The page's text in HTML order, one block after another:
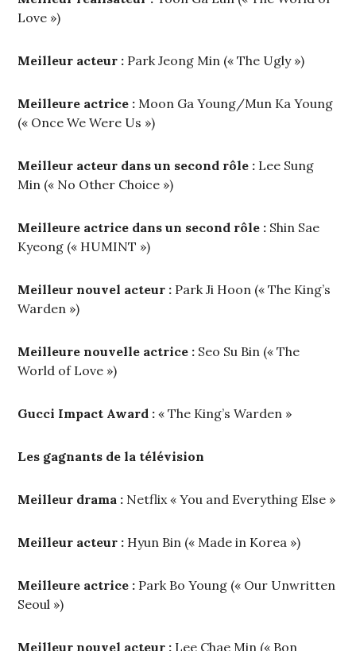
Love »)
Meilleur acteur : Park Jeong Min (« The Ugly »)
Meilleure actrice : Moon Ga Young/Mun Ka Young
(« Once We Were Us »)
Meilleur acteur dans un second rôle : Lee Sung
Min (« No Other Choice »)
Meilleure actrice dans un second rôle : Shin Sae
Kyeong (« HUMINT »)
Meilleur nouvel acteur : Park Ji Hoon (« The King’s
Warden »)
Meilleure nouvelle actrice : Seo Su Bin (« The
World of Love »)
Gucci Impact Award : « The King’s Warden »
Les gagnants de la télévision
Meilleur drama : Netflix « You and Everything Else »
Meilleur acteur : Hyun Bin (« Made in Korea »)
Meilleure actrice : Park Bo Young (« Our Unwritten
Seoul »)
Meilleur nouvel acteur : Lee Chae Min (« Bon